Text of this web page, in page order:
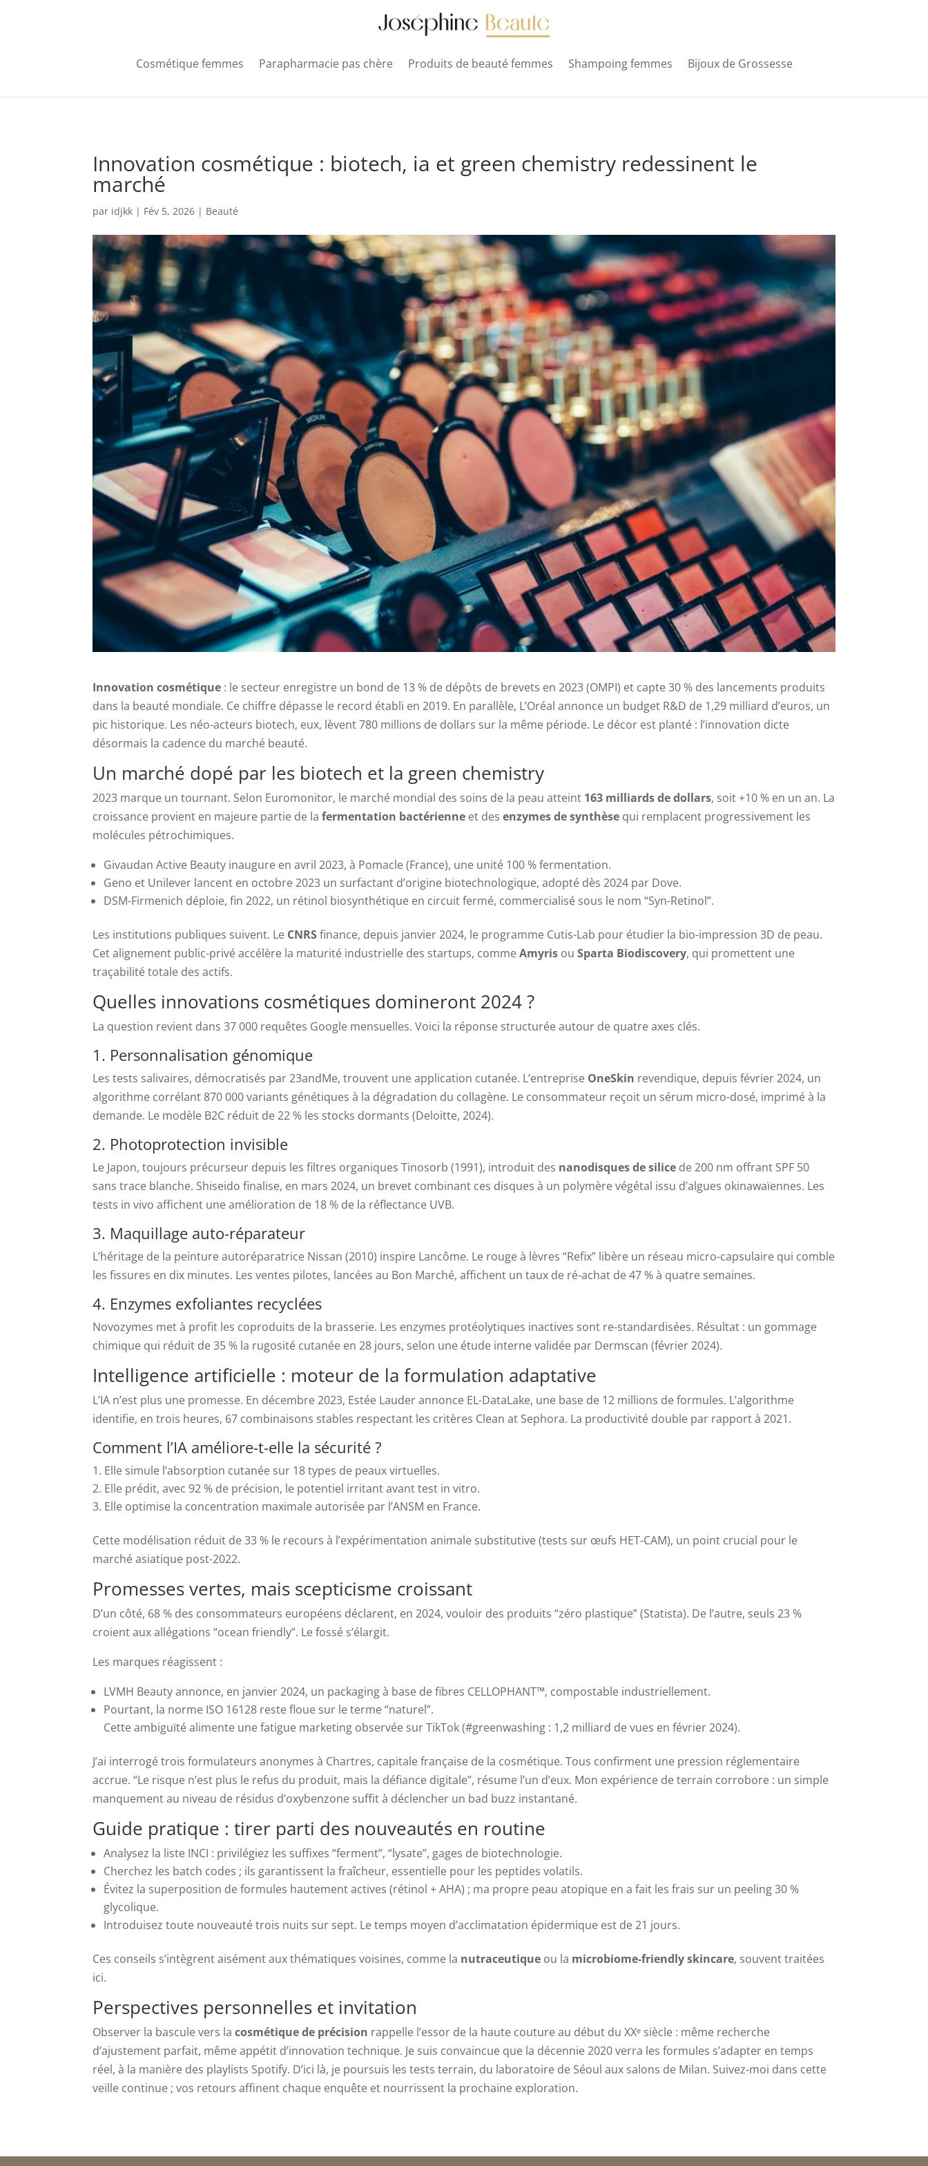
Cosmétique femmes Parapharmacie pas chère Produits de beauté femmes Shampoing femmes Bijoux de Grossesse
Innovation cosmétique : biotech, ia et green chemistry redessinent le
marché
par idjkk | Fév 5, 2026 | Beauté
Innovation cosmétique : le secteur enregistre un bond de 13 % de dépôts de brevets en 2023 (OMPI) et capte 30 % des lancements produits
dans la beauté mondiale. Ce chiffre dépasse le record établi en 2019. En parallèle, L’Oréal annonce un budget R&D de 1,29 milliard d’euros, un
pic historique. Les néo-acteurs biotech, eux, lèvent 780 millions de dollars sur la même période. Le décor est planté : l’innovation dicte
désormais la cadence du marché beauté.
Un marché dopé par les biotech et la green chemistry
2023 marque un tournant. Selon Euromonitor, le marché mondial des soins de la peau atteint 163 milliards de dollars, soit +10 % en un an. La
croissance provient en majeure partie de lafermentation bactérienne et desenzymes de synthèse qui remplacent progressivement les
molécules pétrochimiques.
Givaudan Active Beauty inaugure en avril 2023, à Pomacle (France), une unité 100 % fermentation.
Geno et Unilever lancent en octobre 2023 un surfactant d’origine biotechnologique, adopté dès 2024 par Dove.
DSM-Firmenich déploie, fin 2022, un rétinol biosynthétique en circuit fermé, commercialisé sous le nom “Syn-Retinol”.
Les institutions publiques suivent. Le CNRSfinance, depuis janvier 2024, le programme Cutis-Lab pour étudier la bio-impression 3D de peau.
Cet alignement public-privé accélère la maturité industrielle des startups, commeAmyris ouSparta Biodiscovery, qui promettent une
traçabilité totale des actifs.
Quelles innovations cosmétiques domineront 2024 ?
La question revient dans 37 000 requêtes Google mensuelles. Voici la réponse structurée autour de quatre axes clés.
1. Personnalisation génomique
Les tests salivaires, démocratisés par 23andMe, trouvent une application cutanée. L’entreprise OneSkin revendique, depuis février 2024, un
algorithme corrélant 870 000 variants génétiques à la dégradation du collagène. Le consommateur reçoit un sérum micro-dosé, imprimé à la
demande. Le modèle B2C réduit de 22 % les stocks dormants (Deloitte, 2024).
2. Photoprotection invisible
Le Japon, toujours précurseur depuis les filtres organiques Tinosorb (1991), introduit des nanodisques de silice de 200 nm offrant SPF 50
sans trace blanche. Shiseido finalise, en mars 2024, un brevet combinant ces disques à un polymère végétal issu d’algues okinawaïennes. Les
tests in vivo affichent une amélioration de 18 % de la réflectance UVB.
3. Maquillage auto-réparateur
L’héritage de la peinture autoréparatrice Nissan (2010) inspire Lancôme. Le rouge à lèvres “Refix” libère un réseau micro-capsulaire qui comble
les fissures en dix minutes. Les ventes pilotes, lancées au Bon Marché, affichent un taux de ré-achat de 47 % à quatre semaines.
4. Enzymes exfoliantes recyclées
Novozymes met à profit les coproduits de la brasserie. Les enzymes protéolytiques inactives sont re-standardisées. Résultat : un gommage
chimique qui réduit de 35 % la rugosité cutanée en 28 jours, selon une étude interne validée par Dermscan (février 2024).
Intelligence artificielle : moteur de la formulation adaptative
L’IA n’est plus une promesse. En décembre 2023, Estée Lauder annonce EL-DataLake, une base de 12 millions de formules. L’algorithme
identifie, en trois heures, 67 combinaisons stables respectant les critères Clean at Sephora. La productivité double par rapport à 2021.
Comment l’IA améliore-t-elle la sécurité ?
Elle simule l’absorption cutanée sur 18 types de peaux virtuelles.
Elle prédit, avec 92 % de précision, le potentiel irritant avant test in vitro.
Elle optimise la concentration maximale autorisée par l’ANSM en France.
Cette modélisation réduit de 33 % le recours à l’expérimentation animale substitutive (tests sur œufs HET-CAM), un point crucial pour le
marché asiatique post-2022.
Promesses vertes, mais scepticisme croissant
D’un côté, 68 % des consommateurs européens déclarent, en 2024, vouloir des produits “zéro plastique” (Statista). De l’autre, seuls 23 %
croient aux allégations “ocean friendly”. Le fossé s’élargit.
Les marques réagissent :
LVMH Beauty annonce, en janvier 2024, un packaging à base de fibres CELLOPHANT™, compostable industriellement.
Pourtant, la norme ISO 16128 reste floue sur le terme “naturel”.
Cette ambiguïté alimente une fatigue marketing observée sur TikTok (#greenwashing : 1,2 milliard de vues en février 2024).
J’ai interrogé trois formulateurs anonymes à Chartres, capitale française de la cosmétique. Tous confirment une pression réglementaire
accrue. “Le risque n’est plus le refus du produit, mais la défiance digitale”, résume l’un d’eux. Mon expérience de terrain corrobore : un simple
manquement au niveau de résidus d’oxybenzone suffit à déclencher un bad buzz instantané.
Guide pratique : tirer parti des nouveautés en routine
Analysez la liste INCI : privilégiez les suffixes “ferment”, “lysate”, gages de biotechnologie.
Cherchez les batch codes ; ils garantissent la fraîcheur, essentielle pour les peptides volatils.
Évitez la superposition de formules hautement actives (rétinol + AHA) ; ma propre peau atopique en a fait les frais sur un peeling 30 %
glycolique.
Introduisez toute nouveauté trois nuits sur sept. Le temps moyen d’acclimatation épidermique est de 21 jours.
Ces conseils s’intègrent aisément aux thématiques voisines, comme la nutraceutique ou la microbiome-friendly skincare, souvent traitées
ici.
Perspectives personnelles et invitation
Observer la bascule vers lacosmétique de précision rappelle l’essor de la haute couture au début du XXᵉ siècle : même recherche
d’ajustement parfait, même appétit d’innovation technique. Je suis convaincue que la décennie 2020 verra les formules s’adapter en temps
réel, à la manière des playlists Spotify. D’ici là, je poursuis les tests terrain, du laboratoire de Séoul aux salons de Milan. Suivez-moi dans cette
veille continue ; vos retours affinent chaque enquête et nourrissent la prochaine exploration.